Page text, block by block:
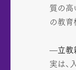
質の高
の教
—立教
実は、